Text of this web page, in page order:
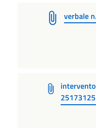
verbale
25173125